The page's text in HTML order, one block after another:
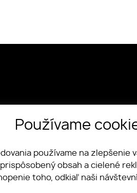
Používame
používame na zlepšenie
obsah a cielené
toho, odkiaľ naši